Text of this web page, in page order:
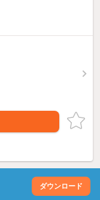
ダウンロード